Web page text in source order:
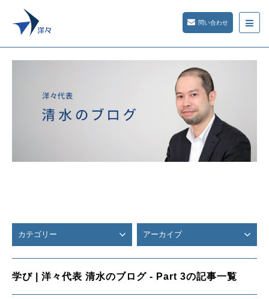
問い合わせ
カテゴリー アーカイブ
学び | 洋々代表 清水のブログ - Part 3の記事一覧